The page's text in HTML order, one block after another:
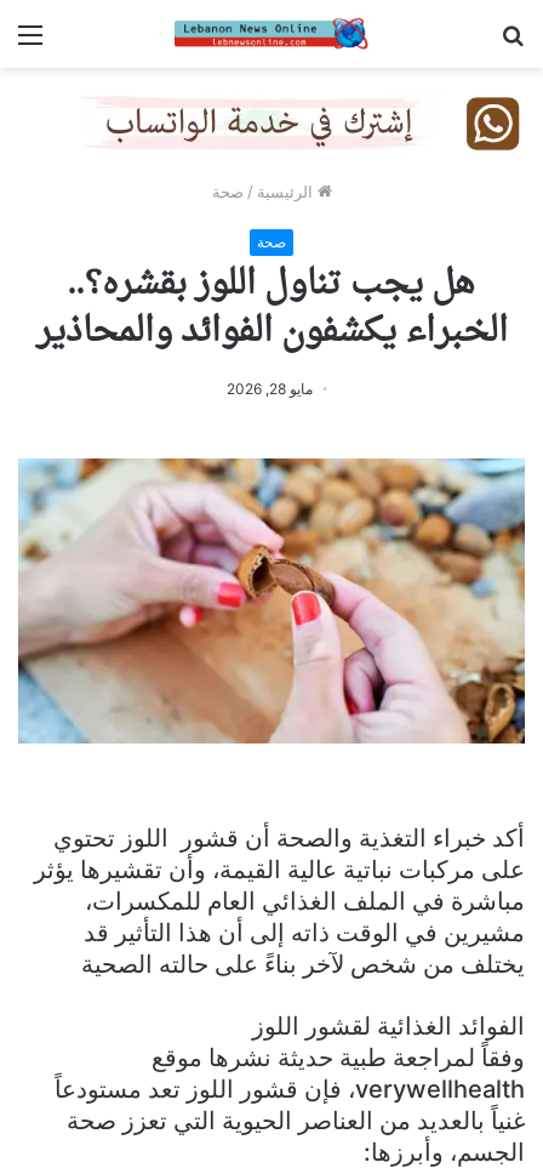
الرئيسية / صحة
صحة
هل يجب تناول اللوز بقشره؟..
الخبراء يكشفون الفوائد والمحاذير
مايو 28, 2026
أكد خبراء التغذية والصحة أن قشور اللوز تحتوي
على مركبات نباتية عالية القيمة، وأن تقشيرها يؤثر
مباشرة في الملف الغذائي العام للمكسرات،
مشيرين في الوقت ذاته إلى أن هذا التأثير قد
يختلف من شخص لآخر بناءً على حالته الصحية
الفوائد الغذائية لقشور اللوز
وفقاً لمراجعة طبية حديثة نشرها موقع
verywellhealth، فإن قشور اللوز تعد مستودعاً
غنياً بالعديد من العناصر الحيوية التي تعزز صحة
الجسم، وأبرزها: